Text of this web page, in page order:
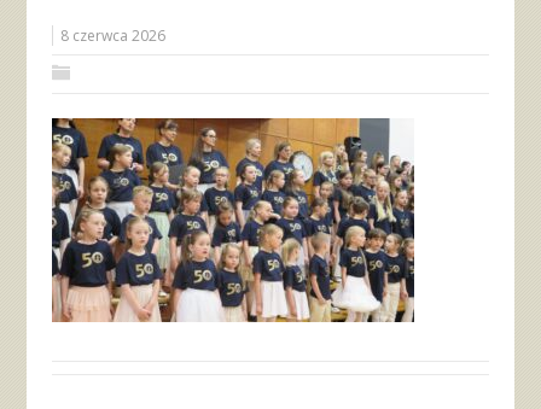
8 czerwca 2026